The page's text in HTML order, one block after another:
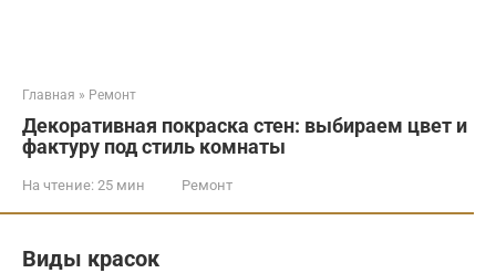
Главная » Ремонт
Декоративная покраска стен: выбираем цвет и
фактуру под стиль комнаты
На чтение: 25 мин Ремонт
Виды красок